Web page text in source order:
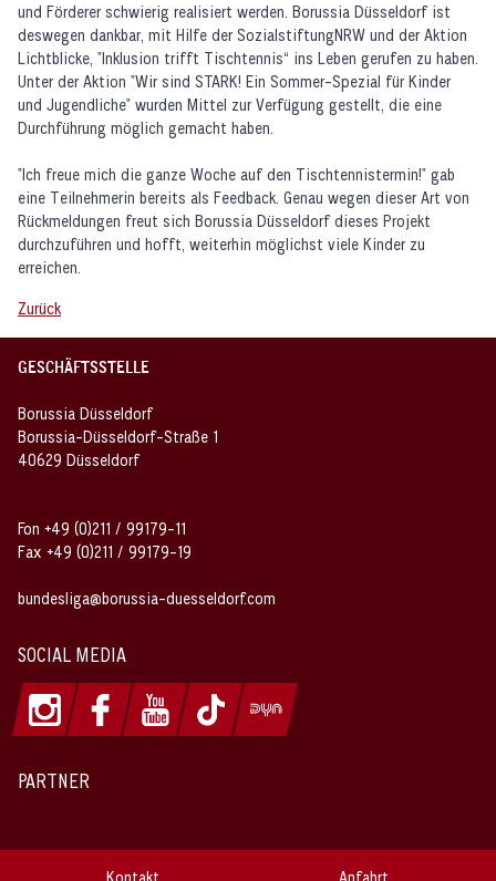
und Förderer schwierig realisiert werden. Borussia Düsseldorf ist
deswegen dankbar, mit Hilfe der SozialstiftungNRW und der Aktion
Lichtblicke, "Inklusion trifft Tischtennis“ ins Leben gerufen zu haben.
Unter der Aktion "Wir sind STARK! Ein Sommer-Spezial für Kinder
und Jugendliche" wurden Mittel zur Verfügung gestellt, die eine
Durchführung möglich gemacht haben.
"Ich freue mich die ganze Woche auf den Tischtennistermin!" gab
eine Teilnehmerin bereits als Feedback. Genau wegen dieser Art von
Rückmeldungen freut sich Borussia Düsseldorf dieses Projekt
durchzuführen und hofft, weiterhin möglichst viele Kinder zu
erreichen.
Zurück
GESCHÄFTSSTELLE
Borussia Düsseldorf
Borussia-Düsseldorf-Straße 1
40629 Düsseldorf
Fon +49 (0)211 / 99179-11
Fax +49 (0)211 / 99179-19
bundesliga@borussia-duesseldorf.com
SOCIAL MEDIA
PARTNER